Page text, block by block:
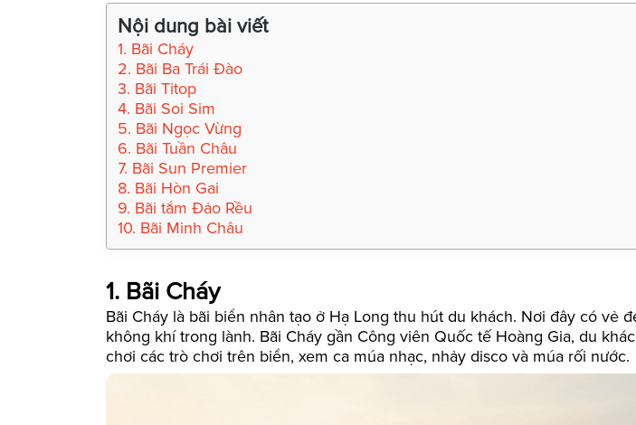
Nội dung bài viết
1. Bãi Cháy
2. Bãi Ba Trái Đào
3. Bãi Titop
4. Bãi Soi Sim
5. Bãi Ngọc Vừng
6. Bãi Tuần Châu
7. Bãi Sun Premier
8. Bãi Hòn Gai
9. Bãi tắm Đảo Rều
10. Bãi Minh Châu
1. Bãi Cháy
Bãi Cháy là bãi biển nhân tạo ở Hạ Long thu hút du khách. Nơi đây có vẻ
không khí trong lành. Bãi Cháy gần Công viên Quốc tế Hoàng Gia, du
chơi các trò chơi trên biển, xem ca múa nhạc, nhảy disco và múa rối nước.